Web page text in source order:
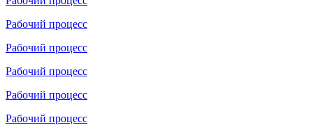
Рабочий процесс
Рабочий процесс
Рабочий процесс
Рабочий процесс
Рабочий процесс